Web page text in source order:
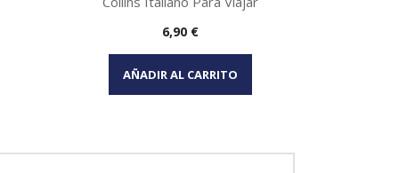
Vista rápida
Precio
6,90 €
AÑADIR AL CARRITO